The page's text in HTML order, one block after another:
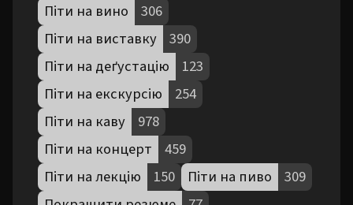
Піти на вино
306
Піти на виставку
390
Піти на деґустацію
123
Піти на екскурсію
254
Піти на каву
978
Піти на концерт
459
Піти на лекцію
150 Піти на пиво
309